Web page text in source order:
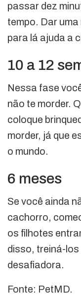
passar dez
tempo. Dar
para lá ajuda a
10 a 12
Nessa fase
não te morder.
coloque
morder, já que
o mundo.
6 meses
Se você ainda
cachorro,
os filhotes
disso, treiná-
desafiadora.
Fonte: PetMD.